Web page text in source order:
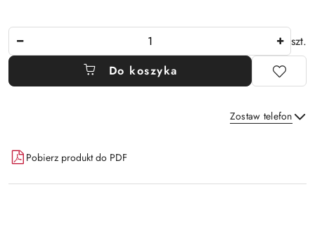
szt.
Do koszyka
Zostaw telefon
Dostępność
i
dostawa
Pobierz produkt do PDF